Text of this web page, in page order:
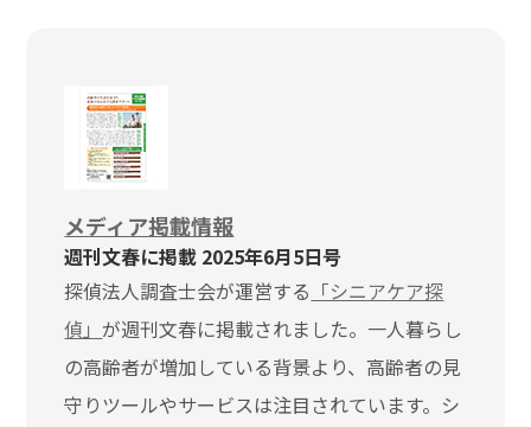
メディア掲載情報
週刊文春に掲載 2025年6月5日号
探偵法人調査士会が運営する 「シニアケア探
偵」が週刊文春に掲載されました。一人暮らし
の高齢者が増加している背景より、高齢者の見
守りツールやサービスは注目されています。シ